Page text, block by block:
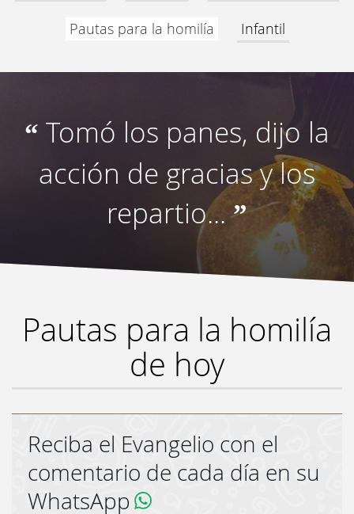
Pautas para la homilía Infantil
“ Tomó los panes, dijo la
acción de gracias y los
repartio...”
Pautas para la homilía
de hoy
Reciba el Evangelio con el
comentario de cada día en su
WhatsApp